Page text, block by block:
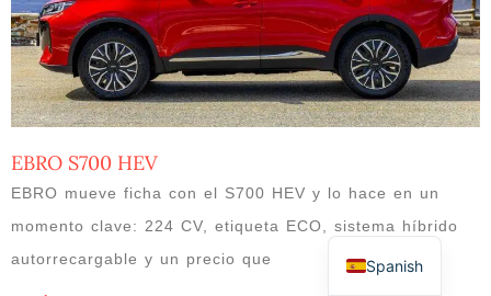
EBRO S700 HEV
EBRO mueve ficha con el S700 HEV y lo hace en un
momento clave: 224 CV, etiqueta ECO, sistema híbrido
autorrecargable y un precio que
Spanish